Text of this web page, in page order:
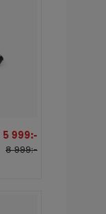
5 999:-
8 999:-